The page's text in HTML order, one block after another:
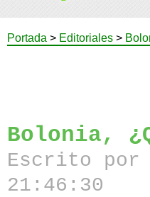
Portada > Editoriales >
Bolonia,
Escrito por
21:46:30